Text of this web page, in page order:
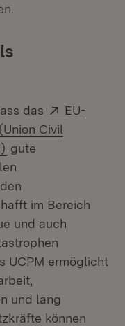
das Extern:
EU-
Civil
(Öffnet in neuem
gute
im Bereich
und auch
UCPM ermöglicht
und lang
können